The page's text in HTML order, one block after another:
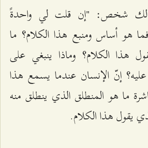
لك شخص: "إن قلت لي واحدةً
هو أساس ومنبع هذا الكلام؟ ما
هذا الكلام؟ وماذا ينبغي على
إنّ الإنسان عندما يسمع هذا
ما هو المنطلق الذي ينطلق منه
يقول هذا الكلام.